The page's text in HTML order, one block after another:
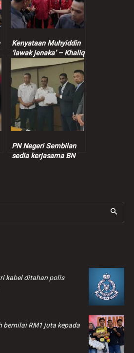
Kenyataan Muhyiddin
‘lawak jenaka’ – Khaliq
Mehtab
PN Negeri Sembilan
sedia kerjasama BN
kabel ditahan polis
RM1 juta kepada